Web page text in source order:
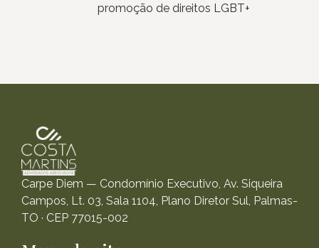
promoção de direitos LGBT+
Carpe Diem — Condomínio Executivo, Av. Siqueira
Campos, Lt. 03, Sala 1104, Plano Diretor Sul, Palmas-
TO · CEP 77015-002